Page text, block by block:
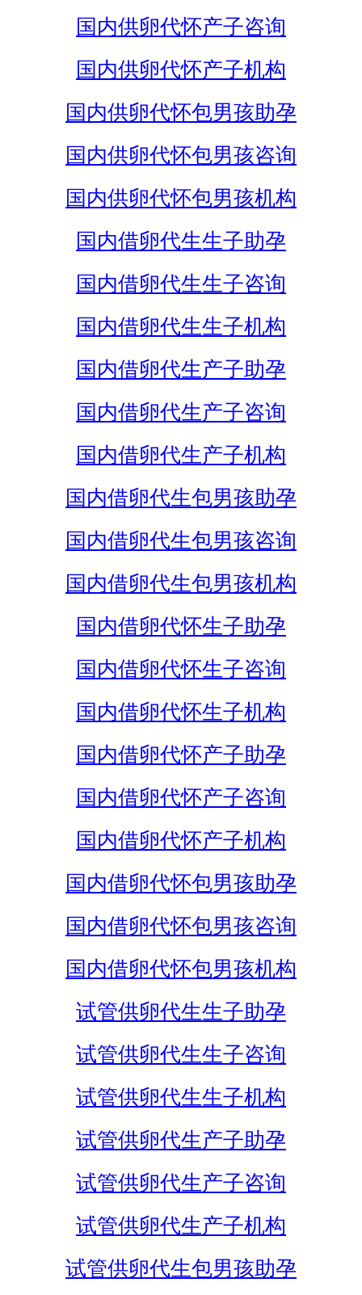
国内供卵代怀产子咨询
国内供卵代怀产子机构
国内供卵代怀包男孩助孕
国内供卵代怀包男孩咨询
国内供卵代怀包男孩机构
国内借卵代生生子助孕
国内借卵代生生子咨询
国内借卵代生生子机构
国内借卵代生产子助孕
国内借卵代生产子咨询
国内借卵代生产子机构
国内借卵代生包男孩助孕
国内借卵代生包男孩咨询
国内借卵代生包男孩机构
国内借卵代怀生子助孕
国内借卵代怀生子咨询
国内借卵代怀生子机构
国内借卵代怀产子助孕
国内借卵代怀产子咨询
国内借卵代怀产子机构
国内借卵代怀包男孩助孕
国内借卵代怀包男孩咨询
国内借卵代怀包男孩机构
试管供卵代生生子助孕
试管供卵代生生子咨询
试管供卵代生生子机构
试管供卵代生产子助孕
试管供卵代生产子咨询
试管供卵代生产子机构
试管供卵代生包男孩助孕